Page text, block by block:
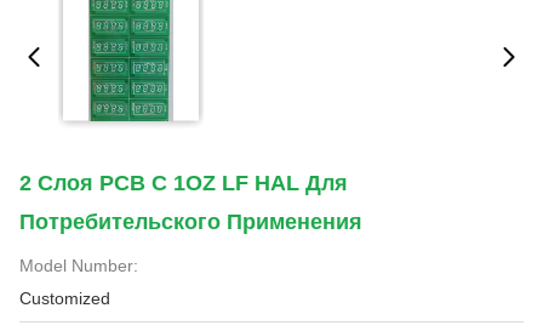
2 Слоя PCB С 1OZ LF HAL Для
Потребительского Применения
Model Number:
Customized